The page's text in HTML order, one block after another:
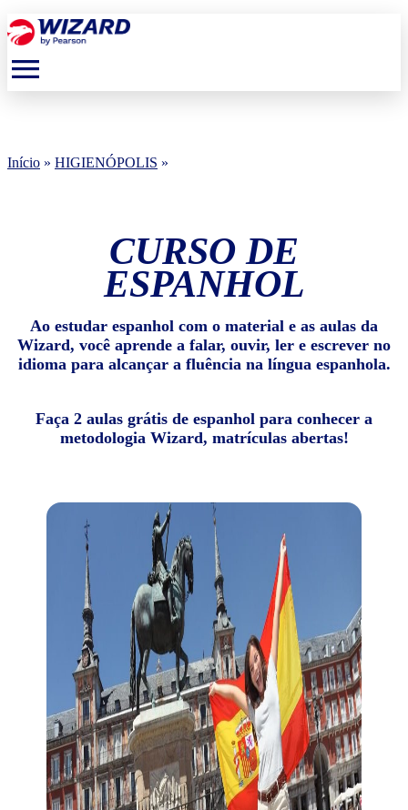
menu
Início » HIGIENÓPOLIS »
CURSO DE
ESPANHOL
Ao estudar espanhol com o material e as aulas da
Wizard, você aprende a falar, ouvir, ler e escrever no
idioma para alcançar a fluência na língua espanhola.
Faça 2 aulas grátis de espanhol para conhecer a
metodologia Wizard, matrículas abertas!